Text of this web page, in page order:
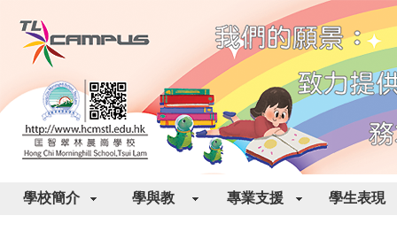
學校簡介 學與教 專業支援 學生表現